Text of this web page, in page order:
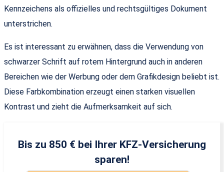
Kennzeichens als offizielles und rechtsgültiges Dokument
unterstrichen.
Es ist interessant zu erwähnen, dass die Verwendung von
schwarzer Schrift auf rotem Hintergrund auch in anderen
Bereichen wie der Werbung oder dem Grafikdesign beliebt ist.
Diese Farbkombination erzeugt einen starken visuellen
Kontrast und zieht die Aufmerksamkeit auf sich.
Bis zu 850 € bei Ihrer KFZ-Versicherung
sparen!